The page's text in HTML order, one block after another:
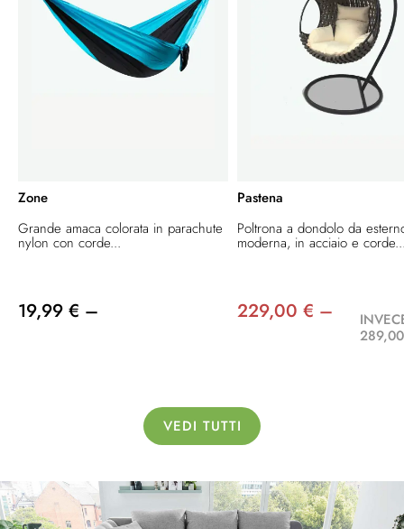
Zone
Grande amaca colorata in parachute
nylon con corde...
19,99 € –
Pastena
Poltrona a dondolo da
moderna, in acciaio e
229,00 € –
VEDI TUTTI